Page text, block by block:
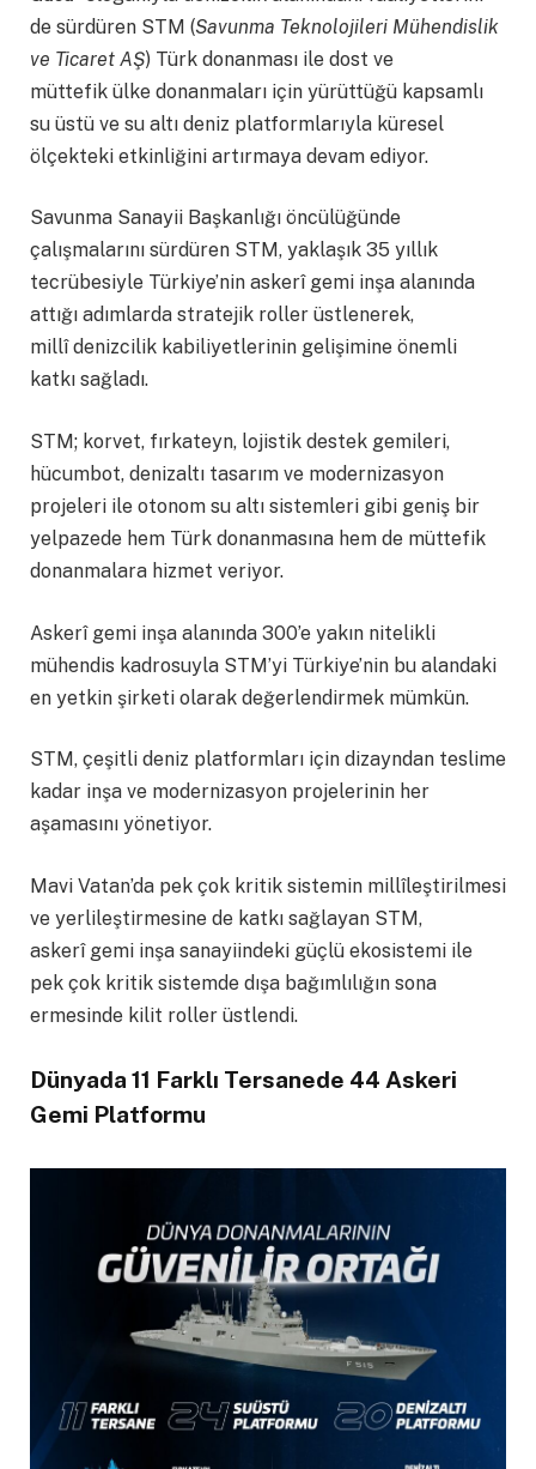
de sürdüren STM (Savunma Teknolojileri Mühendislik
ve Ticaret AŞ) Türk donanması ile dost ve
müttefik ülke donanmaları için yürüttüğü kapsamlı
su üstü ve su altı deniz platformlarıyla küresel
ölçekteki etkinliğini artırmaya devam ediyor.
Savunma Sanayii Başkanlığı öncülüğünde
çalışmalarını sürdüren STM, yaklaşık 35 yıllık
tecrübesiyle Türkiye’nin askerî gemi inşa alanında
attığı adımlarda stratejik roller üstlenerek,
millî denizcilik kabiliyetlerinin gelişimine önemli
katkı sağladı.
STM; korvet, fırkateyn, lojistik destek gemileri,
hücumbot, denizaltı tasarım ve modernizasyon
projeleri ile otonom su altı sistemleri gibi geniş bir
yelpazede hem Türk donanmasına hem de müttefik
donanmalara hizmet veriyor.
Askerî gemi inşa alanında 300’e yakın nitelikli
mühendis kadrosuyla STM’yi Türkiye’nin bu alandaki
en yetkin şirketi olarak değerlendirmek mümkün.
STM, çeşitli deniz platformları için dizayndan teslime
kadar inşa ve modernizasyon projelerinin her
aşamasını yönetiyor.
Mavi Vatan’da pek çok kritik sistemin millîleştirilmesi
ve yerlileştirmesine de katkı sağlayan STM,
askerî gemi inşa sanayiindeki güçlü ekosistemi ile
pek çok kritik sistemde dışa bağımlılığın sona
ermesinde kilit roller üstlendi.
Dünyada 11 Farklı Tersanede 44 Askeri
Gemi Platformu